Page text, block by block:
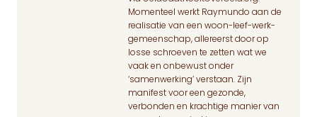
Momenteel werkt Raymundo aan de
realisatie van een woon-leef-werk-
gemeenschap, allereerst door op
losse schroeven te zetten wat we
vaak en onbewust onder
‘samenwerking’ verstaan. Zijn
manifest voor een gezonde,
verbonden en krachtige manier van